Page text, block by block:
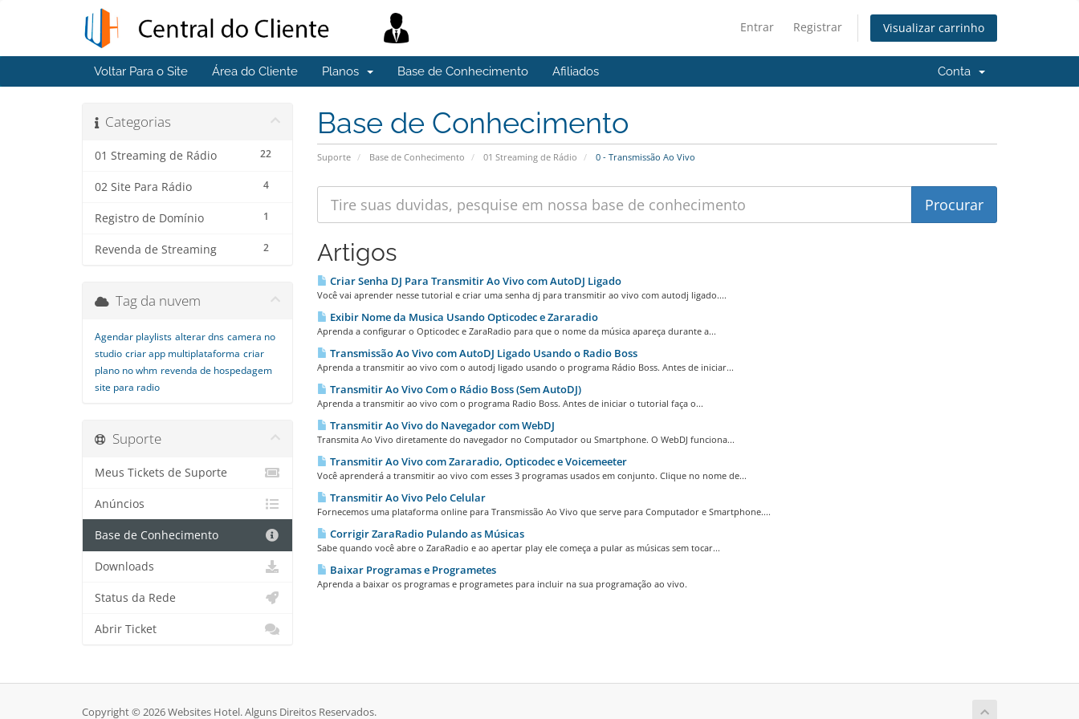
Entrar Registrar Visualizar carrinho
Voltar Para o Site Área do Cliente Planos Base de Conhecimento Afiliados Conta
Base de Conhecimento
Suporte Base de Conhecimento 01 Streaming de Rádio 0 - Transmissão Ao Vivo
Categorias
22
01 Streaming de Rádio
4
02 Site Para Rádio
1
Registro de Domínio
2
Revenda de Streaming Artigos
Criar Senha DJ Para Transmitir Ao Vivo com AutoDJ Ligado
Você vai aprender nesse tutorial e criar uma senha dj para transmitir ao vivo com autodj ligado....
Exibir Nome da Musica Usando Opticodec e Zararadio
Aprenda a configurar o Opticodec e ZaraRadio para que o nome da música apareça durante a...
Transmissão Ao Vivo com AutoDJ Ligado Usando o Radio Boss
Aprenda a transmitir ao vivo com o autodj ligado usando o programa Rádio Boss. Antes de iniciar...
Transmitir Ao Vivo Com o Rádio Boss (Sem AutoDJ)
Aprenda a transmitir ao vivo com o programa Radio Boss. Antes de iniciar o tutorial faça o...
Transmitir Ao Vivo do Navegador com WebDJ
Transmita Ao Vivo diretamente do navegador no Computador ou Smartphone. O WebDJ funciona...
Transmitir Ao Vivo com Zararadio, Opticodec e Voicemeeter
Você aprenderá a transmitir ao vivo com esses 3 programas usados em conjunto. Clique no nome de...
Transmitir Ao Vivo Pelo Celular
Fornecemos uma plataforma online para Transmissão Ao Vivo que serve para Computador e Smartphone....
Corrigir ZaraRadio Pulando as Músicas
Sabe quando você abre o ZaraRadio e ao apertar play ele começa a pular as músicas sem tocar...
Baixar Programas e Programetes
Aprenda a baixar os programas e programetes para incluir na sua programação ao vivo.
Tag da nuvem
Agendar playlists alterar dns camera no
studio criar app multiplataforma criar
plano no whm revenda de hospedagem
site para radio
Suporte
Meus Tickets de Suporte
Anúncios
Base de Conhecimento
Downloads
Status da Rede
Abrir Ticket
Copyright © 2026 Websites Hotel. Alguns Direitos Reservados.